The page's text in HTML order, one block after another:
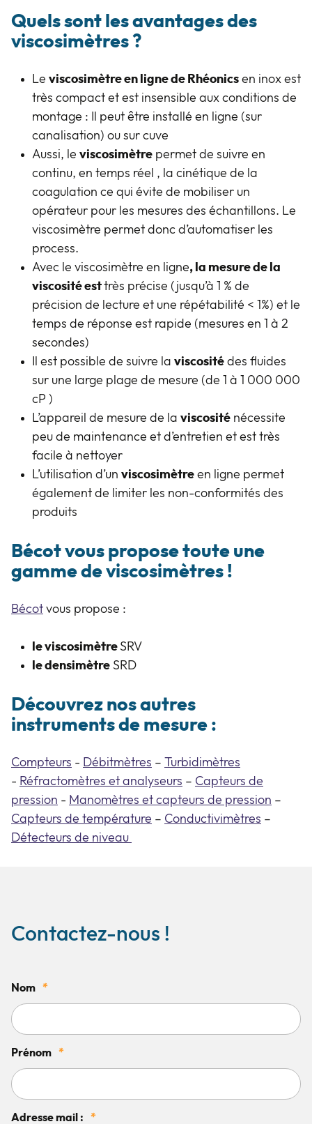
Quels sont les avantagesdes
viscosimètres ?
Le viscosimètre en ligne de Rhéonics en inox est
très compact et est insensible aux conditions de
montage : Il peut être installé en ligne (sur
canalisation) ou sur cuve
Aussi, le viscosimètre permet de suivre en
continu, en temps réel , la cinétique de la
coagulation ce qui évite de mobiliser un
opérateur pour les mesures des échantillons. Le
viscosimètre permet donc d’automatiser les
process.
Avec le viscosimètre en ligne, la mesure de la
viscosité esttrès précise (jusqu’à 1 % de
précision de lecture et une répétabilité < 1%) et le
temps de réponse est rapide (mesures en 1 à 2
secondes)
Il est possible de suivre la viscosité des fluides
sur une large plage de mesure (de 1 à 1 000 000
cP )
L’appareil de mesure de la viscosité nécessite
peu de maintenance et d’entretien et est très
facile à nettoyer
L’utilisation d’un viscosimètre en ligne permet
également de limiter les non-conformités des
produits
Bécot vous proposetoute une
gamme de viscosimètres !
Bécot vous propose :
le viscosimètre SRV
le densimètre SRD
Découvrez nos autres
instruments de mesure :
Compteurs - Débitmètres – Turbidimètres
- Réfractomètres et analyseurs – Capteurs de
pression - Manomètres et capteurs de pression –
Capteurs de température – Conductivimètres –
Détecteurs de niveau
Contactez-nous !
Nom *
Prénom *
Adresse mail : *